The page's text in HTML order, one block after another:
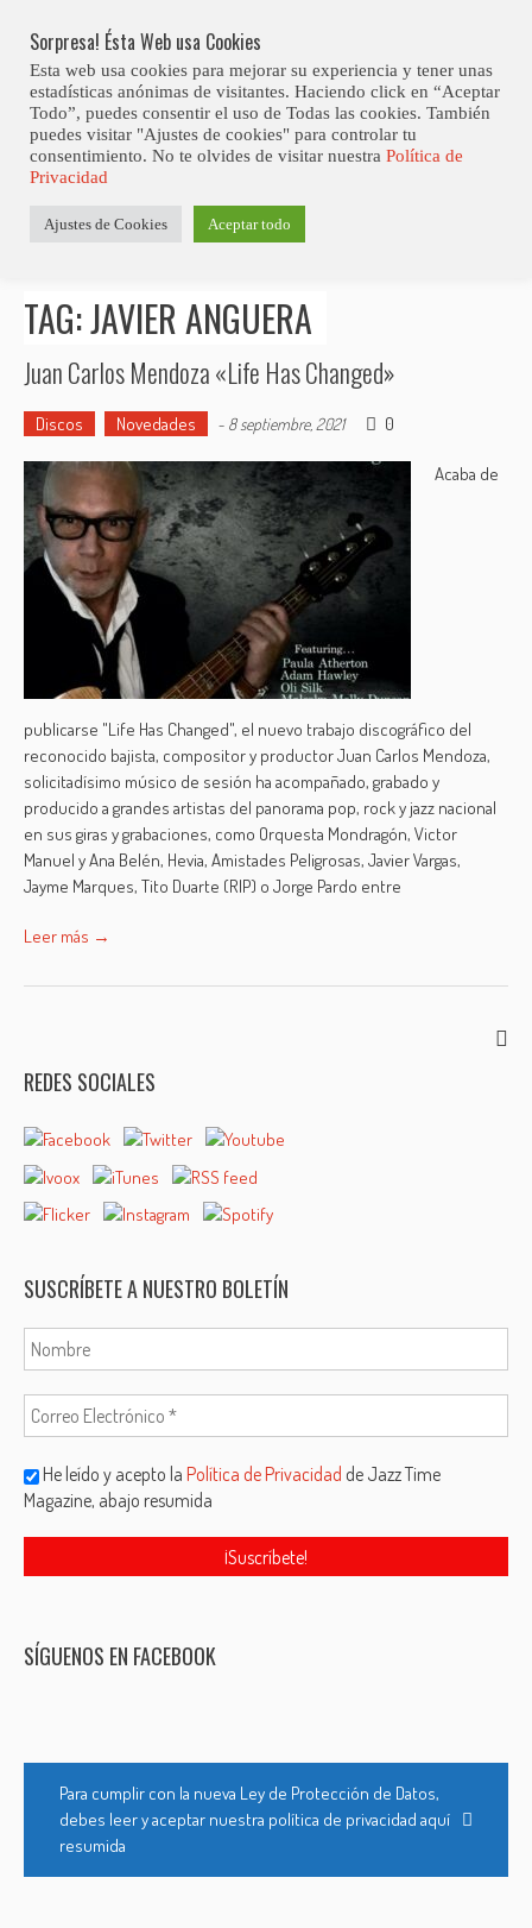
content
Club Contest.
Posts tagged "Javier Anguera"
TAG: JAVIER ANGUERA
Juan Carlos Mendoza «Life Has Changed»
Discos Novedades - 8 septiembre, 2021 0
Acaba de
publicarse "Life Has Changed", el nuevo trabajo discográfico del
reconocido bajista, compositor y productor Juan Carlos Mendoza,
solicitadísimo músico de sesión ha acompañado, grabado y
producido a grandes artistas del panorama pop, rock y jazz nacional
en sus giras y grabaciones, como Orquesta Mondragón, Victor
Manuel y Ana Belén, Hevia, Amistades Peligrosas, Javier Vargas,
Jayme Marques, Tito Duarte (RIP) o Jorge Pardo entre
Leer más →
REDES SOCIALES
SUSCRÍBETE A NUESTRO BOLETÍN
He leído y acepto laPolítica de Privacidad de Jazz Time
Magazine, abajo resumida
SÍGUENOS EN FACEBOOK
Para cumplir con la nueva Ley de Protección de Datos,
debes leer y aceptar nuestra política de privacidad aquí
resumida
Sorpresa! Ésta Web usa Cookies
Esta web usa cookies para mejorar su experiencia y tener unas
estadísticas anónimas de visitantes. Haciendo click en “Aceptar
Todo”, puedes consentir el uso de Todas las cookies. También
puedes visitar "Ajustes de cookies" para controlar tu
consentimiento. No te olvides de visitar nuestra Política de
Privacidad
Ajustes de Cookies Aceptar todo